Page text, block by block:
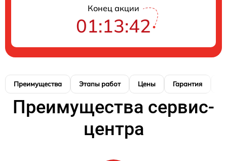
Конец акции
01:13:41
Преимущества Этапы работ Цены Гарантия
Преимущества сервис-
центра